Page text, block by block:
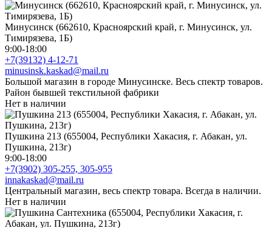
Минусинск (662610, Красноярский край, г. Минусинск, ул.
Тимирязева, 1Б)
9:00-18:00
+7(39132) 4-12-71
minusinsk.kaskad@mail.ru
Большой магазин в городе Минусинске. Весь спектр товаров.
Район бывшей текстильной фабрики
Нет в наличии
Пушкина 213 (655004, Республики Хакасия, г. Абакан, ул.
Пушкина, 213г)
9:00-18:00
+7(3902) 305-255, 305-955
innakaskad@mail.ru
Центральный магазин, весь спектр товара. Всегда в наличии.
Нет в наличии